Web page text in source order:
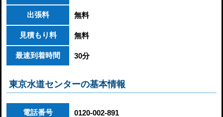
出張料 無料
見積もり料 無料
最速到着時間 30分
東京水道センターの基本情報
電話番号 0120-002-891